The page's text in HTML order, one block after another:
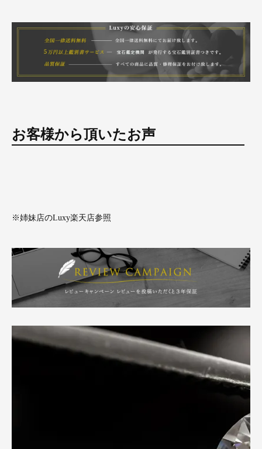
お客様から頂いたお声
※姉妹店のLuxy楽天店参照